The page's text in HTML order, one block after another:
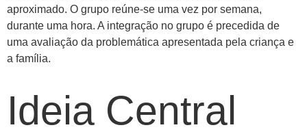
aproximado. O grupo reúne-se uma vez por semana,
durante uma hora. A integração no grupo é precedida de
uma avaliação da problemática apresentada pela criança e
a família.
Ideia Central